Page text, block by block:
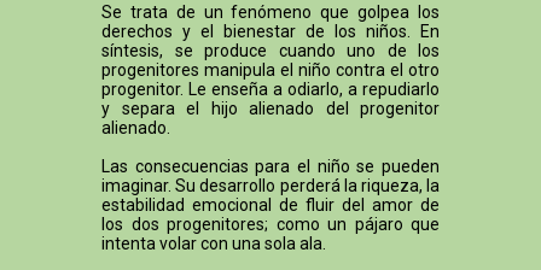
Se trata de un fenómeno que golpea los
derechos y el bienestar de los niños. En
síntesis, se produce cuando uno de los
progenitores manipula el niño contra el otro
progenitor. Le enseña a odiarlo, a repudiarlo
y separa el hijo alienado del progenitor
alienado.
Las consecuencias para el niño se pueden
imaginar. Su desarrollo perderá la riqueza, la
estabilidad emocional de fluir del amor de
los dos progenitores; como un pájaro que
intenta volar con una sola ala.